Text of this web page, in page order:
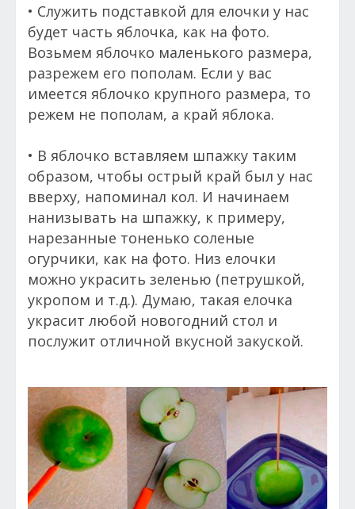
• Служить подставкой для елочки у нас
будет часть яблочка, как на фото.
Возьмем яблочко маленького размера,
разрежем его пополам. Если у вас
имеется яблочко крупного размера, то
режем не пополам, а край яблока.
• В яблочко вставляем шпажку таким
образом, чтобы острый край был у нас
вверху, напоминал кол. И начинаем
нанизывать на шпажку, к примеру,
нарезанные тоненько соленые
огурчики, как на фото. Низ елочки
можно украсить зеленью (петрушкой,
укропом и т.д.). Думаю, такая елочка
украсит любой новогодний стол и
послужит отличной вкусной закуской.